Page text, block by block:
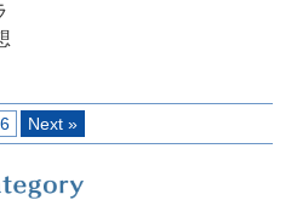
6 Next »